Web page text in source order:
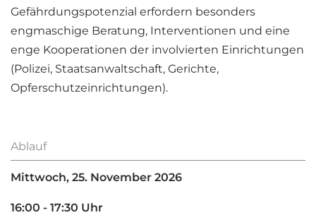
Gefährdungspotenzial erfordern besonders
engmaschige Beratung, Interventionen und eine
enge Kooperationen der involvierten Einrichtungen
(Polizei, Staatsanwaltschaft, Gerichte,
Opferschutzeinrichtungen).
Ablauf
Mittwoch, 25. November 2026
16:00 - 17:30 Uhr